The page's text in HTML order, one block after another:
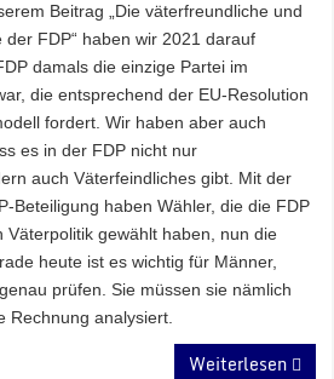
Beitrag „Die väterfreundliche und
FDP“ haben wir 2021 darauf
damals die einzige Partei im
die entsprechend der EU-Resolution
fordert. Wir haben aber auch
es in der FDP nicht nur
auch Väterfeindliches gibt. Mit der
Beteiligung haben Wähler, die die FDP
Väterpolitik gewählt haben, nun die
heute ist es wichtig für Männer,
prüfen. Sie müssen sie nämlich
Rechnung analysiert.
Weiterlesen